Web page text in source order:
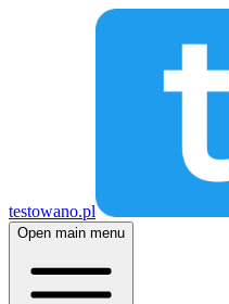
testowano.pl
Open main menu